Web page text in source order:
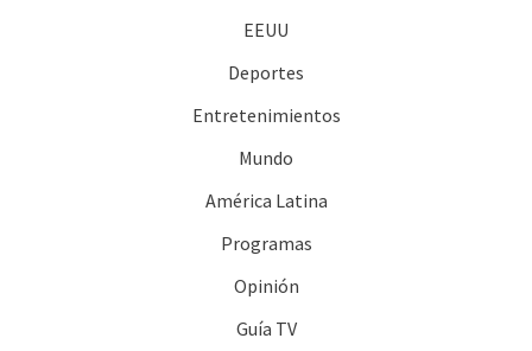
EEUU
Deportes
Entretenimientos
Mundo
América Latina
Programas
Opinión
Guía TV